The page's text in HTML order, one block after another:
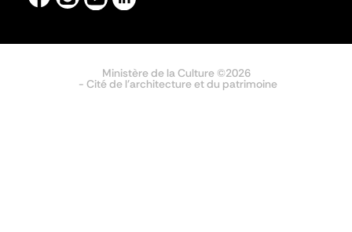
Ministère de la Culture ©2026
- Cité de l'architecture et du patrimoine